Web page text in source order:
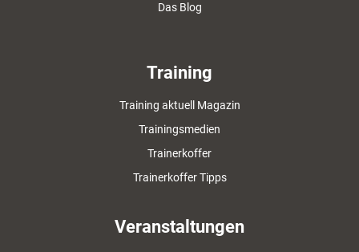
Das Blog
Training
Training aktuell Magazin
Trainingsmedien
Trainerkoffer
Trainerkoffer Tipps
Veranstaltungen